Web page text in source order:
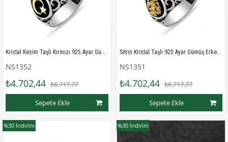
Kristal Kesim Taşlı Kırmızı 925 Ayar Gümüş Erkek Yüzük
NS1352
₺4.702,44 ₺6.717,77
Sepete Ekle
Sitrin Kristal Taşlı 925 Ayar Gümüş Erkek Yüzük
NS1351
₺4.702,44 ₺6.717,77
Sepete Ekle
%30 İndirim %30 İndirim